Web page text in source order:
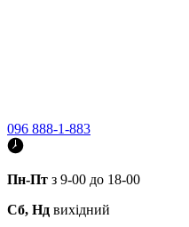
096 888-1-883
Пн-Пт з 9-00 до 18-00
Сб, Нд вихідний